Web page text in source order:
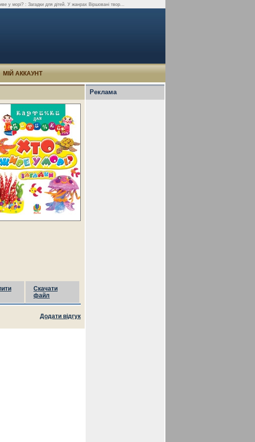
у морі? : Загадки для дітей. У жанрах Віршовані твор...
МІЙ АККАУНТ
Скачати
файл
Додати відгук
Реклама